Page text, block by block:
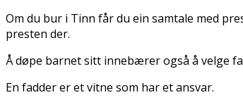
Om du bur i Tinn får du ein samtale med
presten der.
Å døpe barnet sitt innebærer også å velge
En fadder er et vitne som har et ansvar.